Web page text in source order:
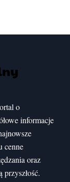
o
informacje
cenne
oraz